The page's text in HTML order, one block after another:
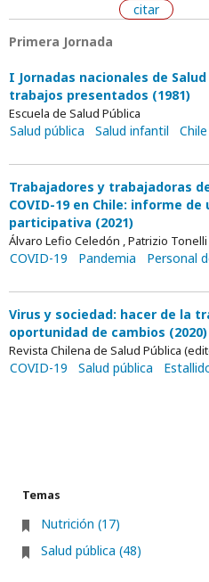
citar
Primera Jornada
I Jornadas nacionales de
trabajos presentados (1981)
Escuela de Salud Pública
Salud pública Salud infantil Chile
Trabajadores y trabajadoras
COVID-19 en Chile: informe
participativa (2021)
Álvaro Lefio Celedón , Patrizio
COVID-19 Pandemia
Personal
Virus y sociedad: hacer de la
oportunidad de cambios (2020)
Revista Chilena de Salud Pública
COVID-19 Salud pública
Temas
Nutrición (17)
Salud pública (48)